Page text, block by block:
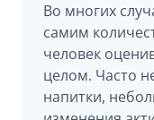
Во многих
самим
человек
целом. Часто
напитки,